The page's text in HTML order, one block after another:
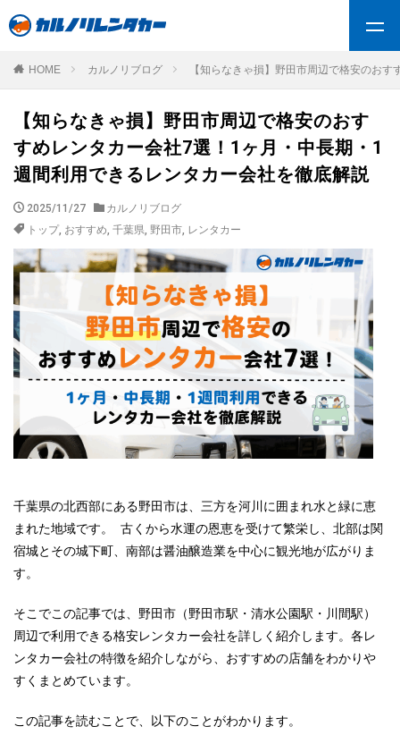
HOME カルノリブログ 【知らなきゃ損】野田市周辺で格安のお
【知らなきゃ損】野田市周辺で格安のおす
すめレンタカー会社7選！1ヶ月・中長期・1
週間利用できるレンタカー会社を徹底解説
2025/11/27
カルノリブログ
トップ, おすすめ, 千葉県, 野田市, レンタカー
千葉県の北西部にある野田市は、三方を河川に囲まれ水と緑に恵
まれた地域です。 古くから水運の恩恵を受けて繁栄し、北部は関
宿城とその城下町、南部は醤油醸造業を中心に観光地が広がりま
す。
そこでこの記事では、野田市（野田市駅・清水公園駅・川間駅）
周辺で利用できる格安レンタカー会社を詳しく紹介します。各レ
ンタカー会社の特徴を紹介しながら、おすすめの店舗をわかりや
すくまとめています。
この記事を読むことで、以下のことがわかります。